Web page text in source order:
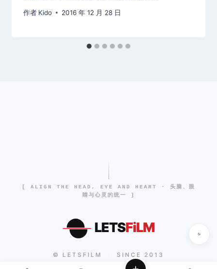
作者 Kido 2016 年 12 月 28 日
[ ALIGN THE HEAD, EYE AND HEART · 头脑、眼
睛与心灵的统一 ]
LETSFiLM
© LETSFILM SINCE 2013